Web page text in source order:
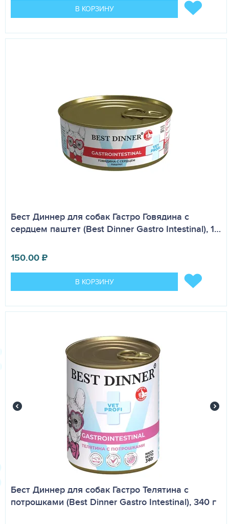
В КОРЗИНУ
Бест Диннер для собак Гастро Говядина с
сердцем паштет (Best Dinner Gastro Intestinal), 1…
150.00₽
В КОРЗИНУ
Бест Диннер для собак Гастро Телятина с
потрошками (Best Dinner Gastro Intestinal), 340 г